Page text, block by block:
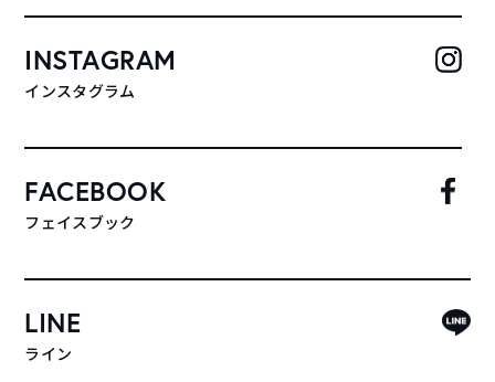
INSTAGRAM
インスタグラム
FACEBOOK
フェイスブック
LINE
ライン